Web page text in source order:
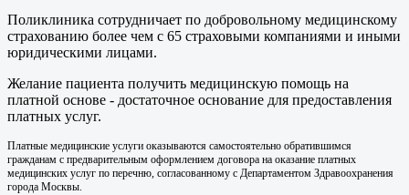
Поликлиника сотрудничает по добровольному медицинскому
страхованию более чем с 65 страховыми компаниями и иными
юридическими лицами.
Желание пациента получить медицинскую помощь на
платной основе - достаточное основание для предоставления
платных услуг.
Платные медицинские услуги оказываются самостоятельно обратившимся
гражданам с предварительным оформлением договора на оказание платных
медицинских услуг по перечню, согласованному с Департаментом Здравоохранения
города Москвы.